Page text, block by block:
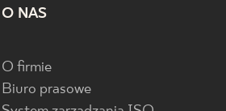
O NAS
O firmie
Biuro prasowe